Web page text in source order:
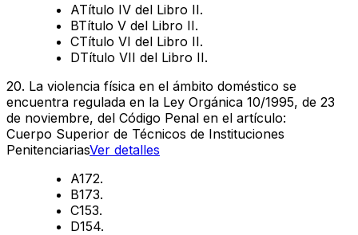
ATítulo IV del Libro II.
BTítulo V del Libro II.
CTítulo VI del Libro II.
DTítulo VII del Libro II.
20. La violencia física en el ámbito doméstico se
encuentra regulada en la Ley Orgánica 10/1995, de 23
de noviembre, del Código Penal en el artículo:
Cuerpo Superior de Técnicos de Instituciones
PenitenciariasVer detalles
A172.
B173.
C153.
D154.